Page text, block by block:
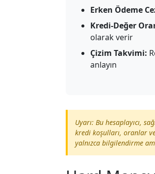
Erken Ödeme
Kredi-Değer
olarak verir
Çizim Takvimi:
anlayın
Uyarı: Bu hesaplayıcı,
kredi koşulları, oranlar
yalnızca bilgilendirme